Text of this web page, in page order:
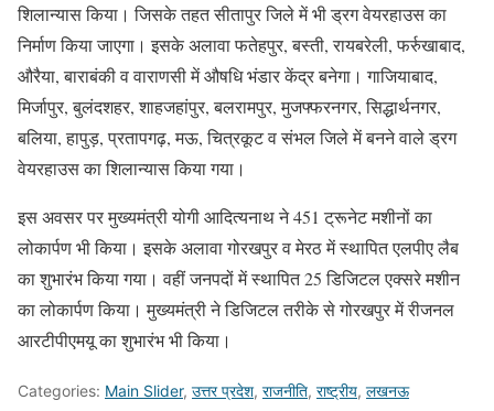
शिलान्यास किया। जिसके तहत सीतापुर जिले में भी ड्रग वेयरहाउस का
निर्माण किया जाएगा। इसके अलावा फतेहपुर, बस्ती, रायबरेली, फर्रुखाबाद,
औरैया, बाराबंकी व वाराणसी में औषधि भंडार केंद्र बनेगा। गाजियाबाद,
मिर्जापुर, बुलंदशहर, शाहजहांपुर, बलरामपुर, मुजफ्फरनगर, सिद्धार्थनगर,
बलिया, हापुड़, प्रतापगढ़, मऊ, चित्रकूट व संभल जिले में बनने वाले ड्रग
वेयरहाउस का शिलान्यास किया गया।
इस अवसर पर मुख्यमंत्री योगी आदित्यनाथ ने 451 ट्रूनेट मशीनों का
लोकार्पण भी किया। इसके अलावा गोरखपुर व मेरठ में स्थापित एलपीए लैब
का शुभारंभ किया गया। वहीं जनपदों में स्थापित 25 डिजिटल एक्सरे मशीन
का लोकार्पण किया। मुख्यमंत्री ने डिजिटल तरीके से गोरखपुर में रीजनल
आरटीपीएमयू का शुभारंभ भी किया।
Categories: Main Slider, उत्तर प्रदेश, राजनीति, राष्ट्रीय, लखनऊ